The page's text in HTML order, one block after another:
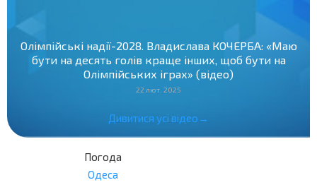
Олімпійські надії-2028. Владислава КОЧЕРБА: «Маю
бути на десять голів краще інших, щоб бути на
Олімпійських іграх» (відео)
22 лют. 2025
Дивитися усі відео→
Погода
Одеса